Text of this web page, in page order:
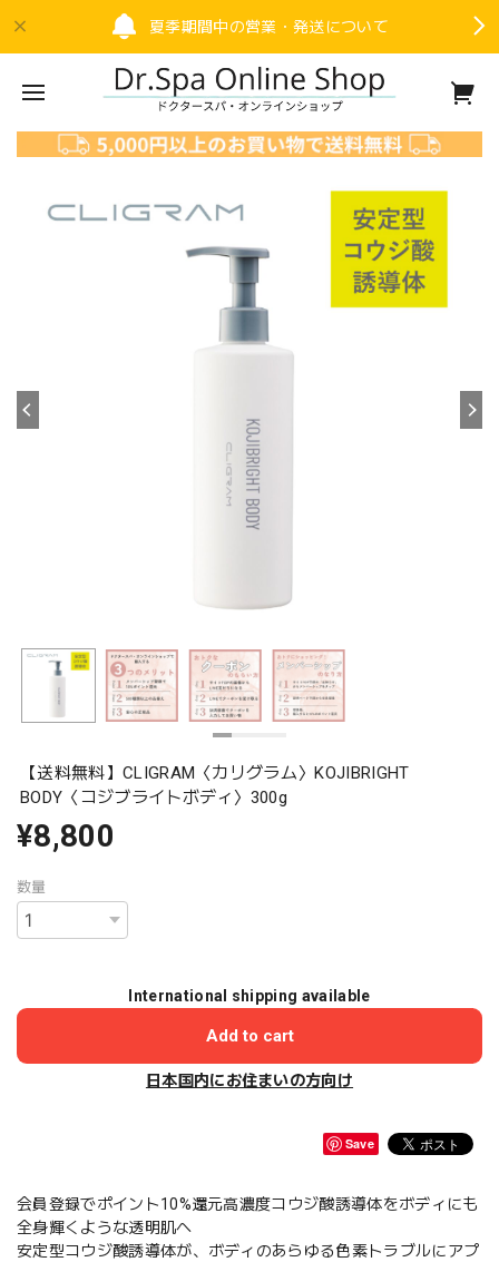
夏季期間中の営業・発送について
【送料無料】CLIGRAM〈カリグラム〉KOJIBRIGHT
BODY〈コジブライトボディ〉300g
¥8,800
数量
International shipping available
Add to cart
日本国内にお住まいの方向け
Save
会員登録でポイント10%還元高濃度コウジ酸誘導体をボディにも
全身輝くような透明肌へ
安定型コウジ酸誘導体が、ボディのあらゆる色素トラブルにアプ